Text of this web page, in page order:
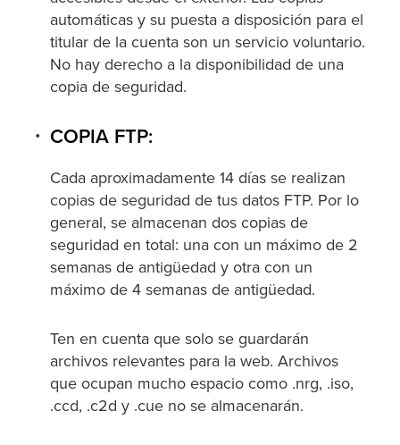
automáticas y su puesta a disposición para el
titular de la cuenta son un servicio voluntario.
No hay derecho a la disponibilidad de una
copia de seguridad.
COPIA FTP:
Cada aproximadamente 14 días se realizan
copias de seguridad de tus datos FTP. Por lo
general, se almacenan dos copias de
seguridad en total: una con un máximo de 2
semanas de antigüedad y otra con un
máximo de 4 semanas de antigüedad.
Ten en cuenta que solo se guardarán
archivos relevantes para la web. Archivos
que ocupan mucho espacio como .nrg, .iso,
.ccd, .c2d y .cue no se almacenarán.